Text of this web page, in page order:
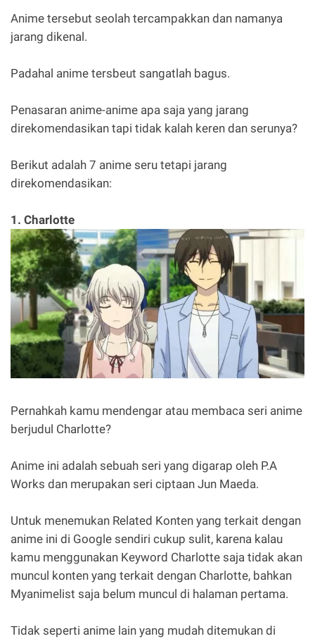
Anime tersebut seolah tercampakkan dan namanya
jarang dikenal.
Padahal anime tersbeut sangatlah bagus.
Penasaran anime-anime apa saja yang jarang
direkomendasikan tapi tidak kalah keren dan serunya?
Berikut adalah 7 anime seru tetapi jarang
direkomendasikan:
1. Charlotte
Pernahkah kamu mendengar atau membaca seri anime
berjudul Charlotte?
Anime ini adalah sebuah seri yang digarap oleh P.A
Works dan merupakan seri ciptaan Jun Maeda.
Untuk menemukan Related Konten yang terkait dengan
anime ini di Google sendiri cukup sulit, karena kalau
kamu menggunakan Keyword Charlotte saja tidak akan
muncul konten yang terkait dengan Charlotte, bahkan
Myanimelist saja belum muncul di halaman pertama.
Tidak seperti anime lain yang mudah ditemukan di